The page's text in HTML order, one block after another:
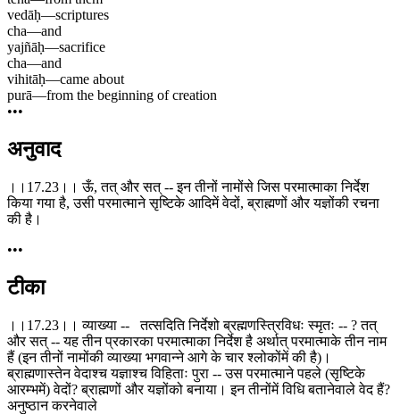
vedāḥ—scriptures
cha—and
yajñāḥ—sacrifice
cha—and
vihitāḥ—came about
purā—from the beginning of creation
•••
अनुवाद
।।17.23।। ऊँ, तत् और सत् -- इन तीनों नामोंसे जिस परमात्माका निर्देश
किया गया है, उसी परमात्माने सृष्टिके आदिमें वेदों, ब्राह्मणों और यज्ञोंकी रचना
की है।
•••
टीका
।।17.23।। व्याख्या -- तत्सदिति निर्देशो ब्रह्मणस्त्रिविधः स्मृतः -- ? तत्
और सत् -- यह तीन प्रकारका परमात्माका निर्देश है अर्थात् परमात्माके तीन नाम
हैं (इन तीनों नामोंकी व्याख्या भगवान्ने आगे के चार श्लोकोंमें की है)।
ब्राह्मणास्तेन वेदाश्च यज्ञाश्च विहिताः पुरा -- उस परमात्माने पहले (सृष्टिके
आरम्भमें) वेदों? ब्राह्मणों और यज्ञोंको बनाया। इन तीनोंमें विधि बतानेवाले वेद हैं?
अनुष्ठान करनेवाले